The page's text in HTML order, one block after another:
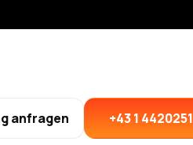
anfragen +43 1 4420251